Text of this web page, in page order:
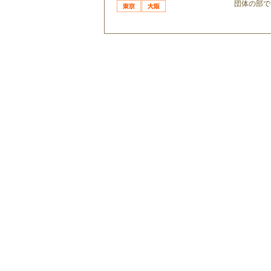
団体の部